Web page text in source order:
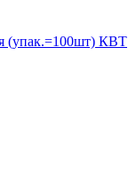
(упак.=100шт) КВТ